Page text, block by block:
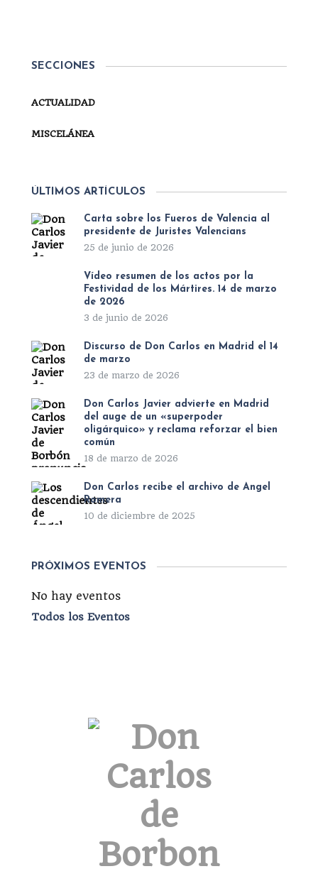
Domini, Natalis est pacis», «el Nacimiento del
SECCIONES
ACTUALIDAD
MISCELÁNEA
ÚLTIMOS ARTÍCULOS
Carta sobre los Fueros de Valencia al
presidente de Juristes Valencians
25 de junio de 2026
Vídeo resumen de los actos por la
Festividad de los Mártires. 14 de marzo
de 2026
3 de junio de 2026
Discurso de Don Carlos en Madrid el 14
de marzo
23 de marzo de 2026
Don Carlos Javier advierte en Madrid
del auge de un «superpoder
oligárquico» y reclama reforzar el bien
común
18 de marzo de 2026
Don Carlos recibe el archivo de Ángel
Romera
10 de diciembre de 2025
PRÓXIMOS EVENTOS
No hay eventos
Todos los Eventos